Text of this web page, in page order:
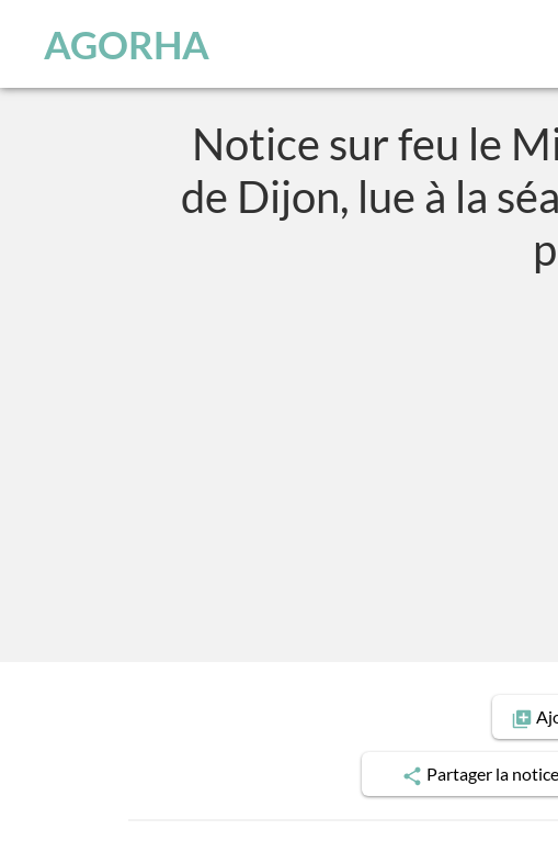
AGORHA
Notice sur feu le
de Dijon, lue à la
Partagerla notice